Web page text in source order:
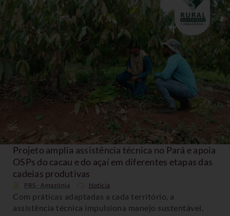
Projeto amplia assistência técnica no Pará e apoia
OSPs do cacau e do açaí em diferentes etapas das
cadeias produtivas
PRS - Amazônia Noticia
Com práticas adaptadas a cada território, a
assistência técnica impulsiona manejo sustentável,